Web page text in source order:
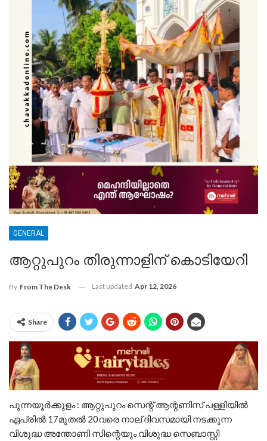
GENERAL
ആറ്റുപുറം തിരുന്നാളിന് കൊടിയേറി
By From The Desk Last updated Apr 12, 2026
Share
പുന്നയൂർക്കുളം : ആറ്റുപുറം സെന്റ് ആന്റണിസ് പള്ളിയിൽ
ഏപ്രിൽ 17മുതൽ 20വരെ നാല് ദിവസമായി നടക്കുന്ന
വിശുദ്ധ അന്തോണി സിന്റെയും വിശുദ്ധ സെബാസ്റ്റി